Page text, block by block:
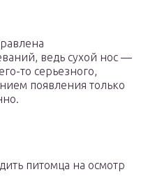
ведь сухой нос —
то серьезного,
появления только
питомца на осмотр